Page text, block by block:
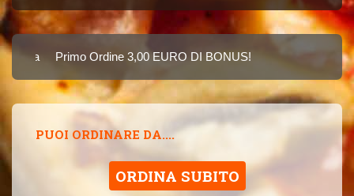
Primo Ordine 3,00 EURO DI BONUS!
8 PUNTI 3,00
PUOI ORDINARE DA....
ORDINA SUBITO